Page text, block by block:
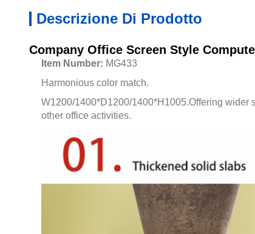
Descrizione Di Prodotto
Company Office Screen Style
Item Number: MG433
Harmonious color match.
W1200/1400*D1200/1400*H1005.Offering wider
other office activities.